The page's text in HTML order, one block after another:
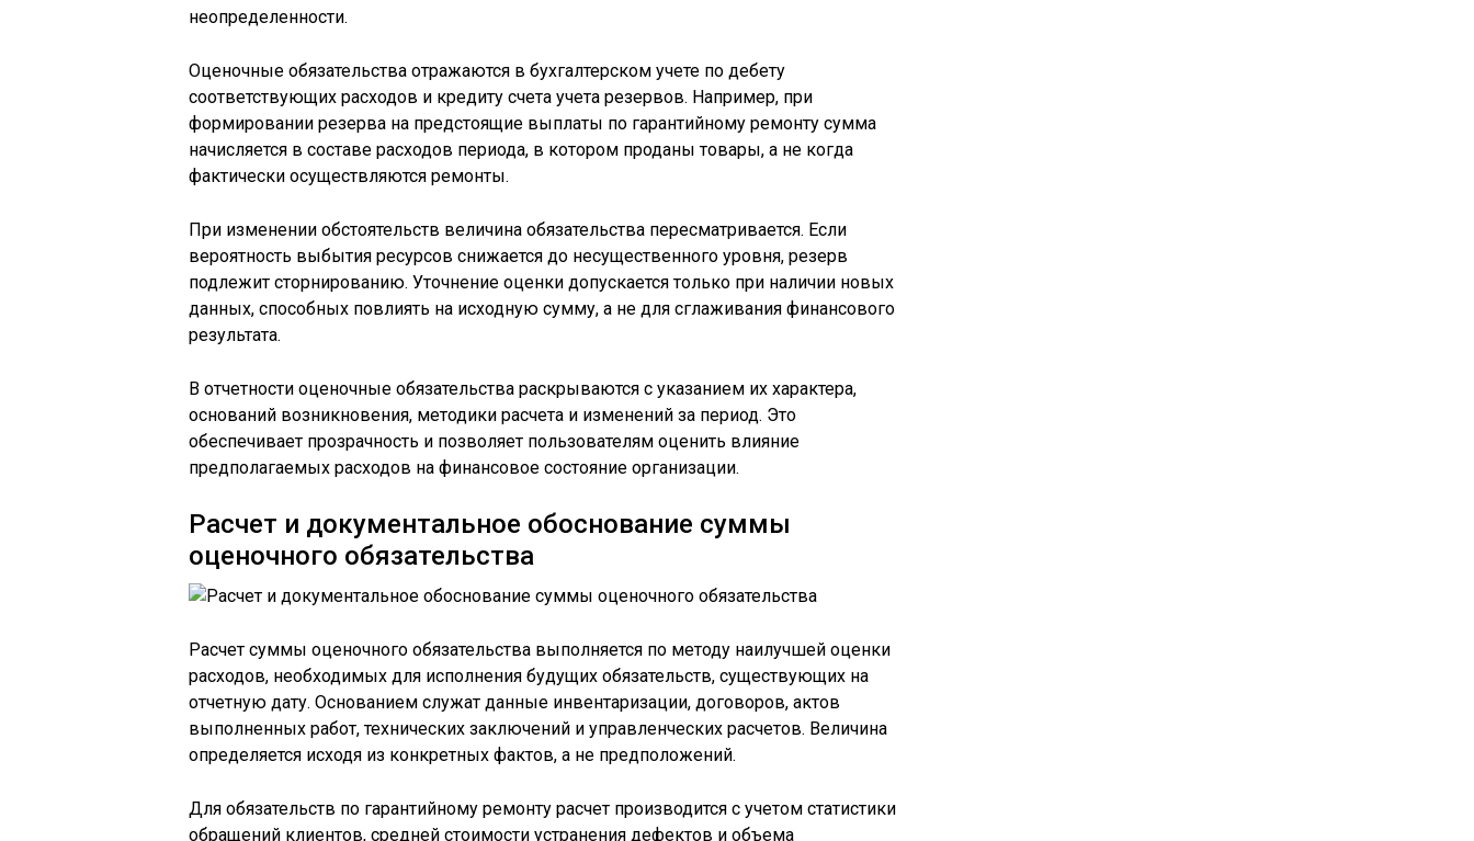
неопределенности.
Оценочные обязательства отражаются в бухгалтерском учете по дебету
соответствующих расходов и кредиту счета учета резервов. Например, при
формировании резерва на предстоящие выплаты по гарантийному ремонту сумма
начисляется в составе расходов периода, в котором проданы товары, а не когда
фактически осуществляются ремонты.
При изменении обстоятельств величина обязательства пересматривается. Если
вероятность выбытия ресурсов снижается до несущественного уровня, резерв
подлежит сторнированию. Уточнение оценки допускается только при наличии новых
данных, способных повлиять на исходную сумму, а не для сглаживания финансового
результата.
В отчетности оценочные обязательства раскрываются с указанием их характера,
оснований возникновения, методики расчета и изменений за период. Это
обеспечивает прозрачность и позволяет пользователям оценить влияние
предполагаемых расходов на финансовое состояние организации.
Расчет и документальное обоснование суммы
оценочного обязательства
Расчет суммы оценочного обязательства выполняется по методу наилучшей оценки
расходов, необходимых для исполнения будущих обязательств, существующих на
отчетную дату. Основанием служат данные инвентаризации, договоров, актов
выполненных работ, технических заключений и управленческих расчетов. Величина
определяется исходя из конкретных фактов, а не предположений.
Для обязательств по гарантийному ремонту расчет производится с учетом статистики
обращений клиентов, средней стоимости устранения дефектов и объема